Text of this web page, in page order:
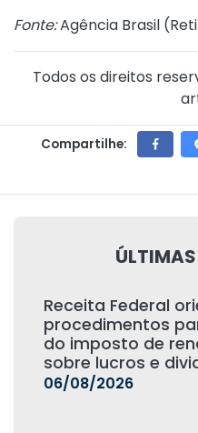
Fonte:Agência Brasil (
Todos os direitos
Compartilhe:
Receita Federal
procedimentos
do imposto de
sobre lucros e
06/08/2026